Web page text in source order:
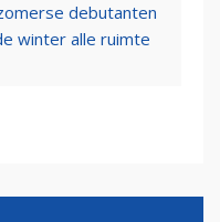
debutanten
winter alle ruimte